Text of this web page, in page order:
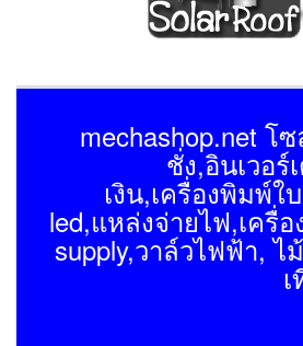
mechashop.net โ
ชั่ง,อินเวอร์
เงิน,เครื่องพิมพ์ใ
led,แหล่งจ่ายไฟ,เครื่
supply,วาล์วไฟฟ้า,